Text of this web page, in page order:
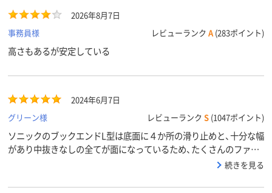
2026年8月7日
事務員様
レビューランク A (283ポイント)
高さもあるが安定している
2024年6月7日
グリーン様
レビューランク S (1047ポイント)
ソニックのブックエンドL型は底面に４か所の滑り止めと、十分な幅
があり中抜きなしの全てが面になっているため、たくさんのファイ
ルでも厚めのファイルでも倒れる心配がなく収納ができ大変重宝し
続きを見る